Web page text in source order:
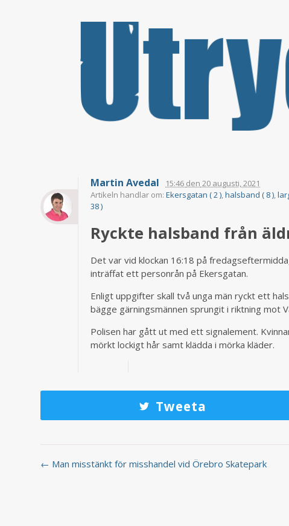
Martin Avedal 15:46 den 20 augusti, 2021
Artikeln handlar om:Ekersgatan ( 2 ),halsband ( 8 ),
38 )
Ryckte halsband från
Det var vid klockan 16:18 på
inträffat ett personrån på Ekersgatan.
Enligt uppgifter skall två unga män ryckt ett
bägge gärningsmännen sprungit i riktning mot
Polisen har gått ut med ett signalement.
mörkt lockigt hår samt klädda i mörka kläder.
Tweeta
← Man misstänkt för misshandel vid Örebro Skatepark